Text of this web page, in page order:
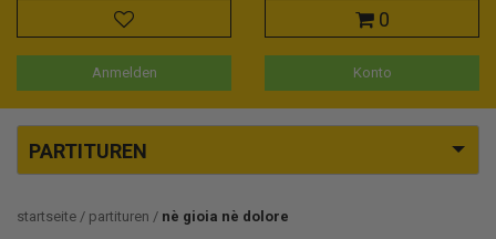
0
Anmelden Konto
PARTITUREN
startseite partituren nè gioia nè dolore